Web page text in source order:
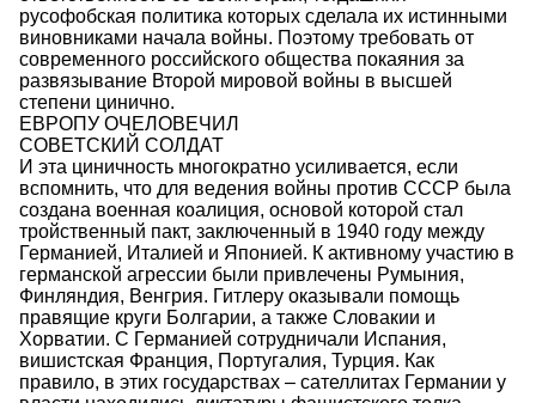
русофобская политика которых сделала их истинными
виновниками начала войны. Поэтому требовать от
современного российского общества покаяния за
развязывание Второй мировой войны в высшей
степени цинично.
ЕВРОПУ ОЧЕЛОВЕЧИЛ
СОВЕТСКИЙ СОЛДАТ
И эта циничность многократно усиливается, если
вспомнить, что для ведения войны против СССР была
создана военная коалиция, основой которой стал
тройственный пакт, заключенный в 1940 году между
Германией, Италией и Японией. К активному участию в
германской агрессии были привлечены Румыния,
Финляндия, Венгрия. Гитлеру оказывали помощь
правящие круги Болгарии, а также Словакии и
Хорватии. С Германией сотрудничали Испания,
вишистская Франция, Португалия, Турция. Как
правило, в этих государствах – сателлитах Германии у